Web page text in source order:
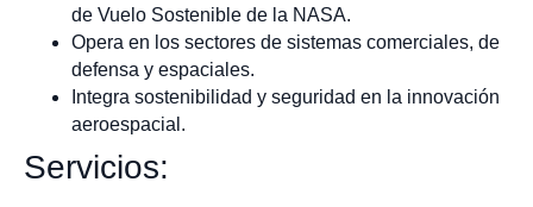
de Vuelo Sostenible de la NASA.
Opera en los sectores de sistemas comerciales, de
defensa y espaciales.
Integra sostenibilidad y seguridad en la innovación
aeroespacial.
Servicios: